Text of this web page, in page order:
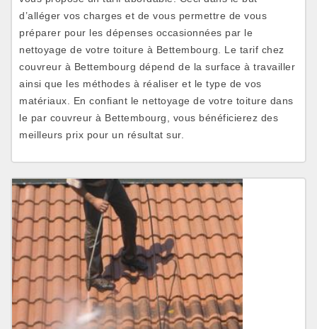
d’alléger vos charges et de vous permettre de vous
préparer pour les dépenses occasionnées par le
nettoyage de votre toiture à Bettembourg. Le tarif chez
couvreur à Bettembourg dépend de la surface à travailler
ainsi que les méthodes à réaliser et le type de vos
matériaux. En confiant le nettoyage de votre toiture dans
le par couvreur à Bettembourg, vous bénéficierez des
meilleurs prix pour un résultat sur.